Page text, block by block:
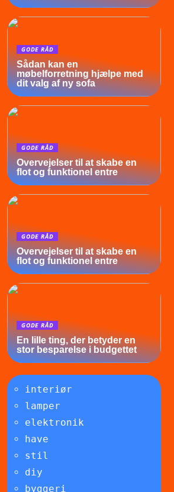
GODE RÅD
Sådan kan en
møbelforretning hjælpe med
dit valg af ny sofa
GODE RÅD
Overvejelser til at skabe en
flot og funktionel entre
GODE RÅD
Overvejelser til at skabe en
flot og funktionel entre
GODE RÅD
En lille ting, der betyder en
stor besparelse i budgettet
interiør
lamper
elektronik
have
stil
diy
byggeri